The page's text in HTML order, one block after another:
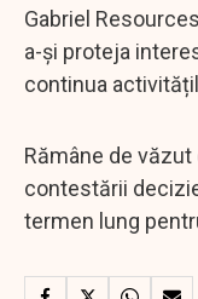
Gabriel
a-și proteja
continua
Rămâne de
contestării
termen lung